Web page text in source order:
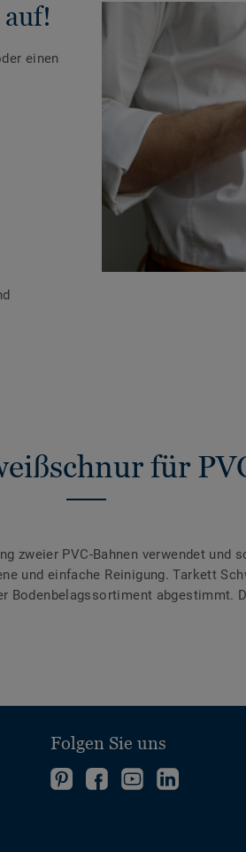
einen
für
zweier PVC-Bahnen verwendet und
und einfache Reinigung. Tarkett
abgestimmt.
Folgen Sie uns
FolgenFolgenFolgeFolgen